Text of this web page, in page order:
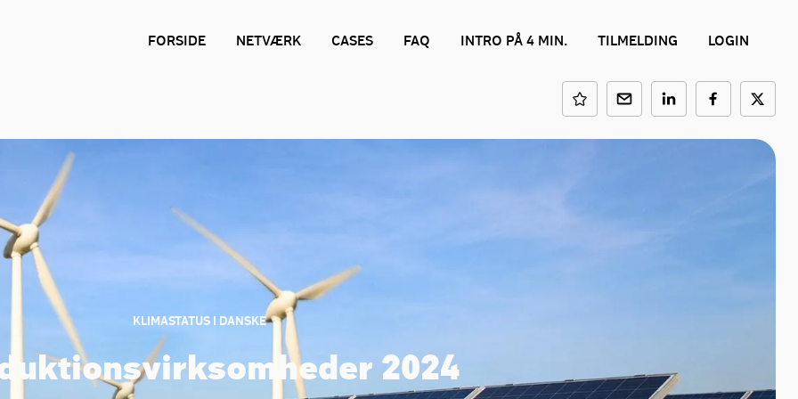
FORSIDE NETVÆRK CASES FAQ INTRO PÅ 4 MIN. TILMELDING LOGIN
KLIMASTATUS I DANSKE
2024